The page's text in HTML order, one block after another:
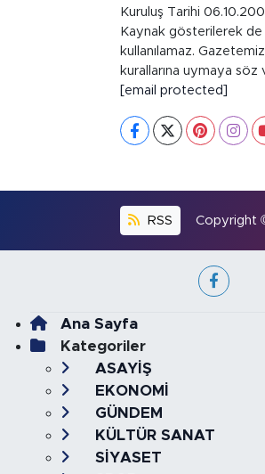
Kuruluş Tarihi
Kaynak gösterilerek
kullanılamaz.
kurallarına uymaya söz
[email protected]
RSS Copyright ©
Ana Sayfa
Kategoriler
ASAYİŞ
EKONOMİ
GÜNDEM
KÜLTÜR SANAT
SİYASET